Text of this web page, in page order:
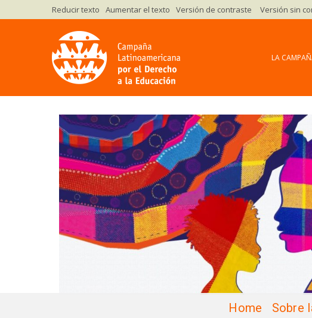
Versión de contraste Versión sin
LA
Home Sobre